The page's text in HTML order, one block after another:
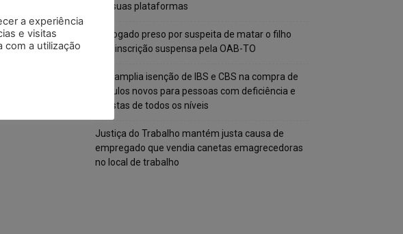
em suas plataformas
Advogado preso por suspeita de matar o filho
tem inscrição suspensa pela OAB-TO
STF amplia isenção de IBS e CBS na compra de
veículos novos para pessoas com deficiência e
autistas de todos os níveis
Justiça do Trabalho mantém justa causa de
empregado que vendia canetas emagrecedoras
no local de trabalho
a experiência
e visitas
com a utilização